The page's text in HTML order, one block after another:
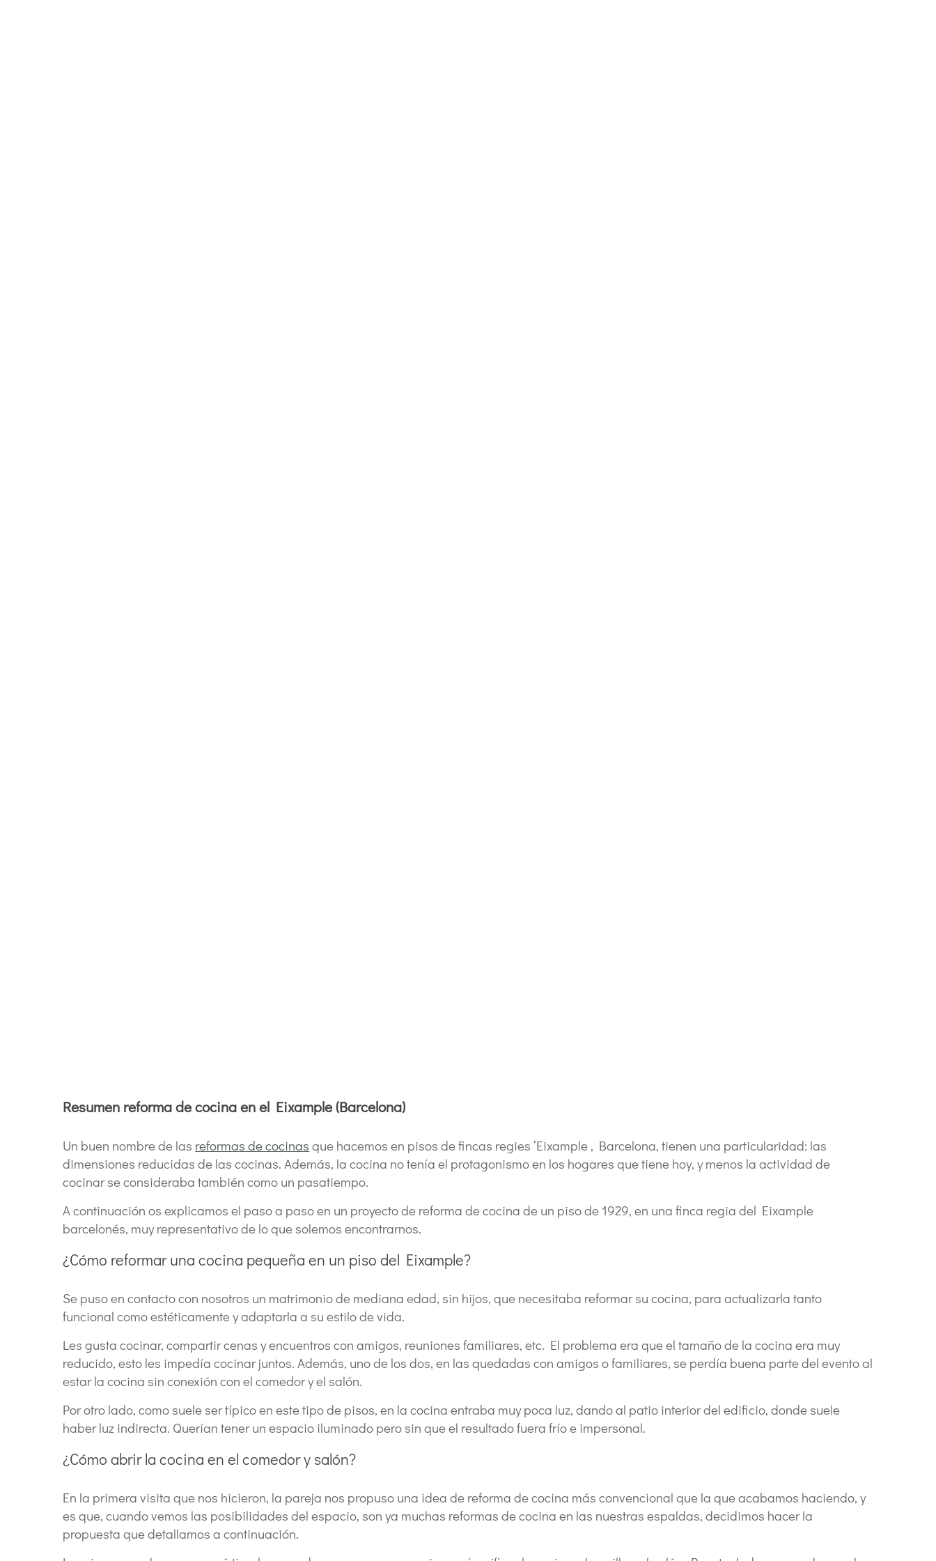
Resumen reforma de cocina en el Eixample (Barcelona)
Un buen nombre de las reformas de cocinas que hacemos en pisos de fincas regies ‘Eixample , Barcelona, ​​tienen una particularidad: las
dimensiones reducidas de las cocinas. Además, la cocina no tenía el protagonismo en los hogares que tiene hoy, y menos la actividad de
cocinar se consideraba también como un pasatiempo.
A continuación os explicamos el paso a paso en un proyecto de reforma de cocina de un piso de 1929, en una finca regia del Eixample
barcelonés, muy representativo de lo que solemos encontrarnos.
¿Cómo reformar una cocina pequeña en un piso del Eixample?
Se puso en contacto con nosotros un matrimonio de mediana edad, sin hijos, que necesitaba reformar su cocina, para actualizarla tanto
funcional como estéticamente y adaptarla a su estilo de vida.
Les gusta cocinar, compartir cenas y encuentros con amigos, reuniones familiares, etc. El problema era que el tamaño de la cocina era muy
reducido, esto les impedía cocinar juntos. Además, uno de los dos, en las quedadas con amigos o familiares, se perdía buena parte del evento al
estar la cocina sin conexión con el comedor y el salón.
Por otro lado, como suele ser típico en este tipo de pisos, en la cocina entraba muy poca luz, dando al patio interior del edificio, donde suele
haber luz indirecta. Querían tener un espacio iluminado pero sin que el resultado fuera frío e impersonal.
¿Cómo abrir la cocina en el comedor y salón?
En la primera visita que nos hicieron, la pareja nos propuso una idea de reforma de cocina más convencional que la que acabamos haciendo, y
es que, cuando vemos las posibilidades del espacio, son ya muchas reformas de cocina en las nuestras espaldas, decidimos hacer la
propuesta que detallamos a continuación.